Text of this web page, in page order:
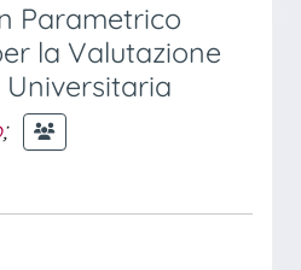
Parametrico
la Valutazione
Universitaria
;